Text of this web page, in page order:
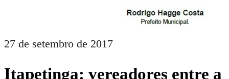
27 de setembro de 2017
Itapetinga: vereadores entre a